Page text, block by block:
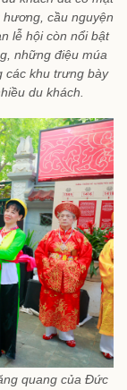
cầu nguyện
lễ hội còn nổi bật
những điệu múa
các khu trưng bày
du khách.
quang của Đức